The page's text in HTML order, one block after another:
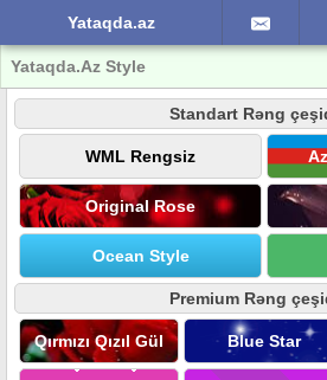
Yataqda.az
Yataqda.Az Style
Standart Rəng
WML Rengsiz
Original Rose
Ocean Style
Premium Rəng
Qırmızı Qızıl Gül Blue Star